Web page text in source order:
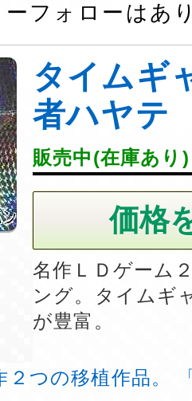
フォローはあ
タイムギ
者ハヤテ
販売中(在庫あり)
名作ＬＤゲーム
ング。タイムギ
が豊富。